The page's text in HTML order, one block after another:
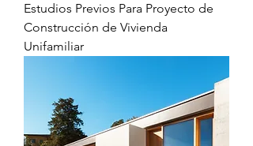
Estudios Previos Para Proyecto de
Construcción de Vivienda
Unifamiliar